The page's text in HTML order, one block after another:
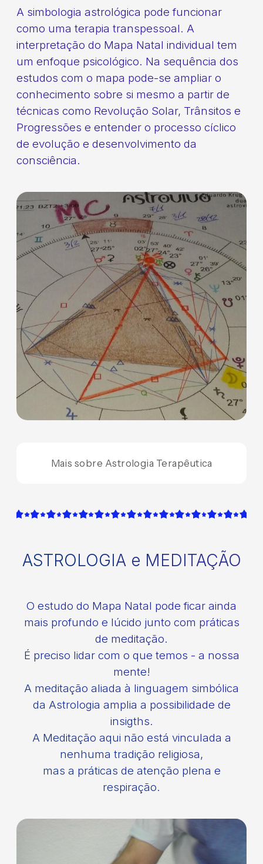
A simbologia astrológica pode funcionar
como uma terapia transpessoal. A
interpretação do Mapa Natal individual tem
um enfoque psicológico. Na sequência dos
estudos com o mapa pode-se ampliar o
conhecimento sobre si mesmo a partir de
técnicas como Revolução Solar, Trânsitos e
Progressões e entender o processo cíclico
de evolução e desenvolvimento da
consciência.
Mais sobre Astrologia Terapêutica
ASTROLOGIA e MEDITAÇÃO
O estudo do Mapa Natal pode ficar ainda
mais profundo e lúcido junto com práticas
de meditação.
É preciso lidar com o que temos - a nossa
mente!
A meditação aliada à linguagem simbólica
da Astrologia amplia a possibilidade de
insigths.
A Meditação aqui não está vinculada a
nenhuma tradição religiosa,
mas a práticas de atenção plena e
respiração.